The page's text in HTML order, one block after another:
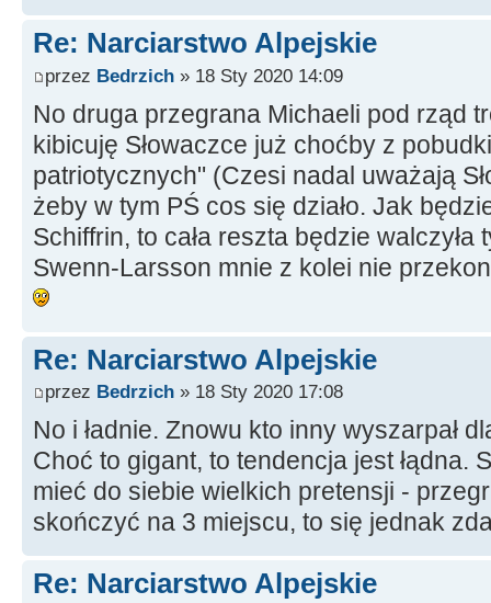
Re: Narciarstwo Alpejskie
przez Bedrzich » 18 Sty 2020 14:09
No druga przegrana Michaeli pod rząd
kibicuję Słowaczce już choćby z
patriotycznych" (Czesi nadal uważają
żeby w tym PŚ cos się działo. Jak
Schiffrin, to cała reszta będzie
Swenn-Larsson mnie z kolei nie
Re: Narciarstwo Alpejskie
przez Bedrzich » 18 Sty 2020 17:08
No i ładnie. Znowu kto inny wyszarpał
Choć to gigant, to tendencja jest łądna.
mieć do siebie wielkich pretensji -
skończyć na 3 miejscu, to się jednak
Re: Narciarstwo Alpejskie